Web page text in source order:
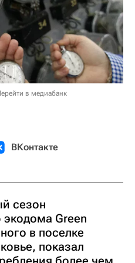
в медиабанк
ВКонтакте
сезон
экодома Green
в поселке
показал